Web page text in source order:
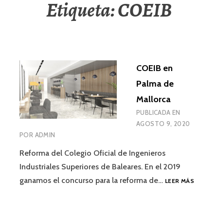
Etiqueta:COEIB
COEIB en
Palma de
Mallorca
PUBLICADA EN
AGOSTO 9, 2020
POR ADMIN
Reforma del Colegio Oficial de Ingenieros
Industriales Superiores de Baleares. En el 2019
ganamos el concurso para la reforma de… LEER MÁSCOEIB